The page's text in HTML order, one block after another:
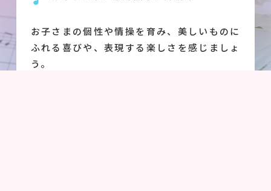
お子さまの個性や情操を育み、美しいものに
ふれる喜びや、表現する楽しさを感じましょ
う。